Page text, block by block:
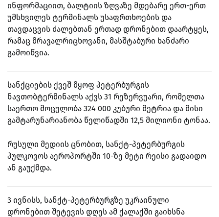
ინფორმაციით, ბალტიის ზღვაზე მდებარე ერთ-ერთ
უმსხვილეს ტერმინალს უსაფრთხოების და
თავდაცვის ძალებთან ერთად დრონებით დაარტყეს,
რამაც მრავალრიცხოვანი, მასშტაბური ხანძარი
გამოიწვია.
სანქციების ქვეშ მყოფ პეტერბურგის
ნავთობტერმინალს აქვს 31 რეზერვუარი, რომელთა
საერთო მოცულობა 324 000 კუბური მეტრია და მისი
გამტარუნარიანობა წელიწადში 12,5 მილიონი ტონაა.
რუსული მედიის ცნობით, სანქტ-პეტერბურგის
პულკოვოს აეროპორტში 10-ზე მეტი რეისი გადაიდო
ან გაუქმდა.
3 ივნისს, სანქტ-პეტერბურგზე უკრაინული
დრონებით შეტევის დღეს ამ ქალაქში გაიხსნა